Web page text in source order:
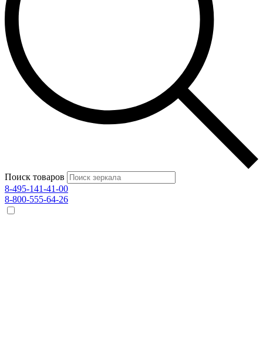
Поиск товаров
8-495-141-41-00
8-800-555-64-26